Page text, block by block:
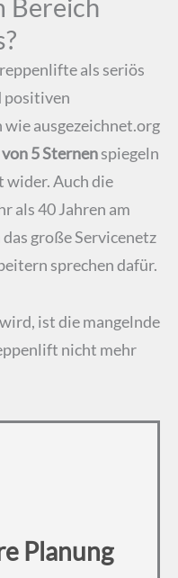
Bereich
als seriös
positiven
ausgezeichnet.org
5 Sternenspiegeln
wider. Auch die
als 40 Jahren am
große Servicenetz
sprechen dafür.
ist die mangelnde
nicht mehr
Planung